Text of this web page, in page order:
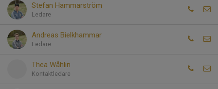
Stefan Hammarström
Ledare
Andreas Bielkhammar
Ledare
Thea Wåhlin
Kontaktledare